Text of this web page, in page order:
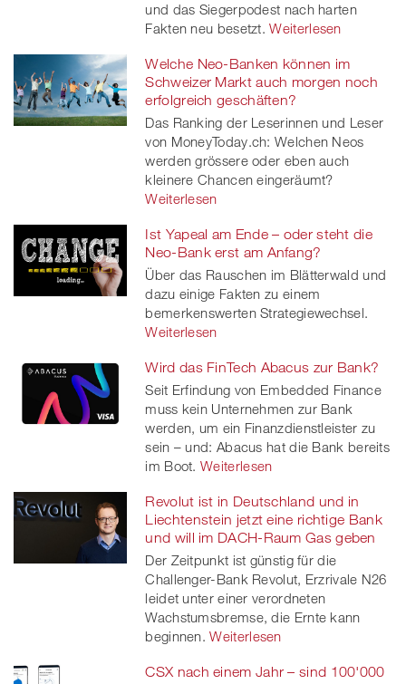
und das Siegerpodest nach harten
Fakten neu besetzt. Weiterlesen
Welche Neo-Banken können im
Schweizer Markt auch morgen noch
erfolgreich geschäften?
Das Ranking der Leserinnen und Leser
von MoneyToday.ch: Welchen Neos
werden grössere oder eben auch
kleinere Chancen eingeräumt?
Weiterlesen
Ist Yapeal am Ende – oder steht die
Neo-Bank erst am Anfang?
Über das Rauschen im Blätterwald und
dazu einige Fakten zu einem
bemerkenswerten Strategiewechsel.
Weiterlesen
Wird das FinTech Abacus zur Bank?
Seit Erfindung von Embedded Finance
muss kein Unternehmen zur Bank
werden, um ein Finanzdienstleister zu
sein – und: Abacus hat die Bank bereits
im Boot. Weiterlesen
Revolut ist in Deutschland und in
Liechtenstein jetzt eine richtige Bank
und will im DACH-Raum Gas geben
Der Zeitpunkt ist günstig für die
Challenger-Bank Revolut, Erzrivale N26
leidet unter einer verordneten
Wachstumsbremse, die Ernte kann
beginnen. Weiterlesen
CSX nach einem Jahr – sind 100'000